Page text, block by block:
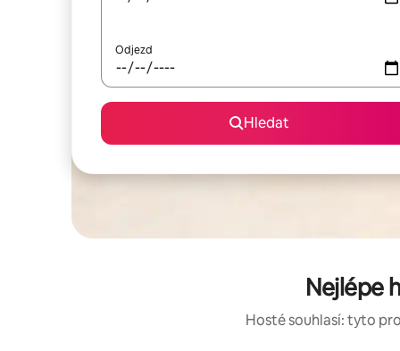
Odjezd
Hledat
Nejlépe
Hosté souhlasí: tyto